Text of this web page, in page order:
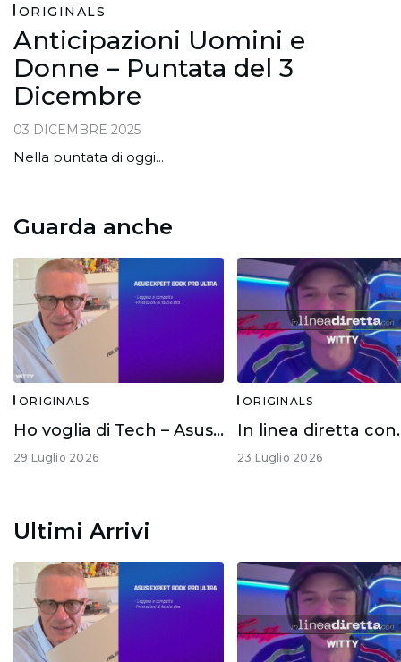
ORIGINALS
Anticipazioni Uomini e
Donne – Puntata del 3
Dicembre
03 DICEMBRE 2025
Nella puntata di oggi...
Guarda anche
ORIGINALS
Ho voglia di Tech – Asus Expert Book Ultra
29 Luglio 2026
ORIGINALS
23 Luglio 2026
Ultimi Arrivi